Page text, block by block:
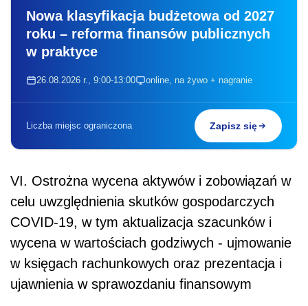
Nowa klasyfikacja budżetowa od 2027
roku – reforma finansów publicznych
w praktyce
26.08.2026 r., 9:00-13:00 online, na żywo + nagranie
Liczba miejsc ograniczona Zapisz się
VI. Ostrożna wycena aktywów i zobowiązań w
celu uwzględnienia skutków gospodarczych
COVID-19, w tym aktualizacja szacunków i
wycena w wartościach godziwych - ujmowanie
w księgach rachunkowych oraz prezentacja i
ujawnienia w sprawozdaniu finansowym